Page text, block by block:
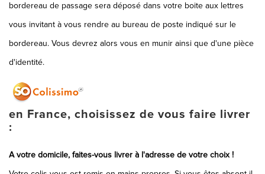
IDÉE CADEAUX
QUI SOMMES NOUS
bordereau de passage sera déposé dans votre boite aux lettres
vous invitant à vous rendre au bureau de poste indiqué sur le
bordereau. Vous devrez alors vous en munir ainsi que d'une pièce
d'identité.
en France, choisissez de vous faire livrer
:
A votre domicile, faites-vous livrer à l'adresse de votre choix !